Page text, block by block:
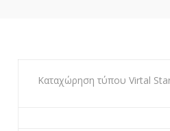
Καταχώρηση τύπου Virtal